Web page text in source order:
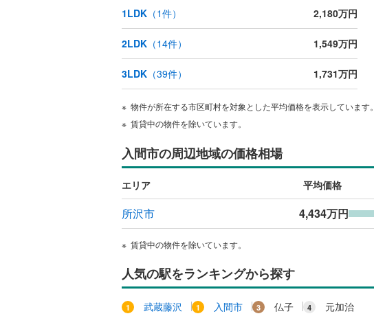
1LDK （1件） 2,180万円
2LDK （14件） 1,549万円
3LDK （39件） 1,731万円
物件が所在する市区町村を対象とした平均価格を表示しています。
賃貸中の物件を除いています。
入間市の周辺地域の価格相場
エリア 平均価格
所沢市 4,434万円
賃貸中の物件を除いています。
人気の駅をランキングから探す
武蔵藤沢 入間市 仏子 元加治